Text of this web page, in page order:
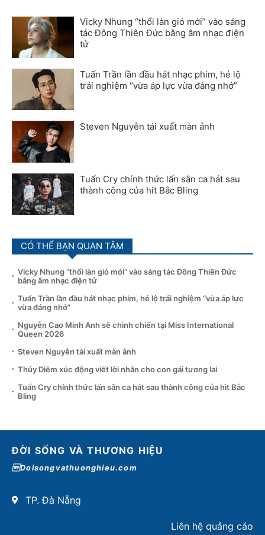
Vicky Nhung “thổi làn gió mới” vào sáng
tác Đông Thiên Đức bằng âm nhạc điện
tử
Tuấn Trần lần đầu hát nhạc phim, hé lộ
trải nghiệm “vừa áp lực vừa đáng nhớ”
Steven Nguyễn tái xuất màn ảnh
Tuấn Cry chính thức lấn sân ca hát sau
thành công của hit Bắc Bling
CÓ THỂ BẠN QUAN TÂM
Vicky Nhung “thổi làn gió mới” vào sáng tác Đông Thiên Đức
bằng âm nhạc điện tử
Tuấn Trần lần đầu hát nhạc phim, hé lộ trải nghiệm “vừa áp lực
vừa đáng nhớ”
Nguyễn Cao Minh Anh sẽ chinh chiến tại Miss International
Queen 2026
Steven Nguyễn tái xuất màn ảnh
Thúy Diễm xúc động viết lời nhắn cho con gái tương lai
Tuấn Cry chính thức lấn sân ca hát sau thành công của hit Bắc
Bling
ĐỜI SỐNG VÀ THƯƠNG HIỆU
Doisongvathuonghieu.com
TP. Đà Nẵng
Liên hệ quảng cáo